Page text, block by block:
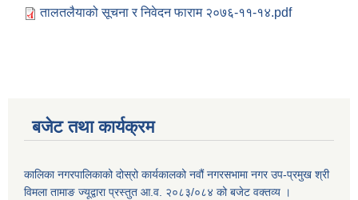
तालतलैयाको सूचना र निवेदन फाराम २०७६-११-१४.pdf
बजेट तथा कार्यक्रम
कालिका नगरपालिकाको दोस्रो कार्यकालको नवौं नगरसभामा नगर उप-प्रमुख श्री
विमला तामाङ ज्यूद्वारा प्रस्तुत आ.व. २०८३/०८४ को बजेट वक्तव्य ।